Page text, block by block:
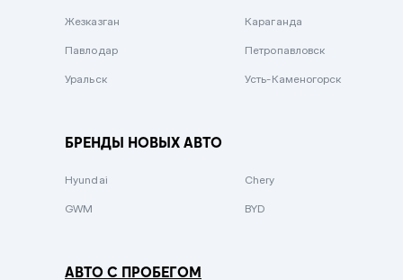
Зеленый металлик
Жезказган Караганда
Павлодар Петропавловск
Уральск Усть-Каменогорск
БРЕНДЫ НОВЫХ АВТО
Hyundai Chery
GWM BYD
АВТО С ПРОБЕГОМ